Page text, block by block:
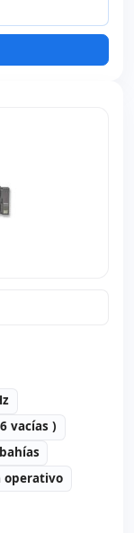
vacías )
operativo